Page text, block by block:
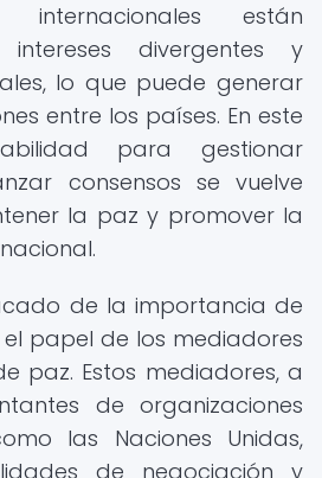
internacionales están
divergentes y
lo que puede generar
entre los países. En este
para gestionar
consensos se vuelve
la paz y promover la
de la importancia de
papel de los mediadores
paz. Estos mediadores, a
de organizaciones
las Naciones Unidas,
de negociación y